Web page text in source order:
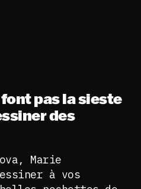
pas la sieste
des
Marie
à vos